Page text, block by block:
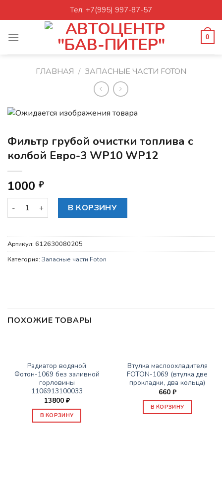
to
Тел: +7(995) 997-87-57
0
ГЛАВНАЯ / ЗАПАСНЫЕ ЧАСТИ FOTON
Фильтр грубой очистки топлива с
колбой Евро-3 WP10 WP12
1000 ₽
Количество товара Фильтр грубой очистки топлива с
В КОРЗИНУ
Артикул: 612630080205
Категория: Запасные части Foton
ПОХОЖИЕ ТОВАРЫ
Радиатор водяной
Фотон-1069 без заливной
горловины
1106913100033
13800 ₽
В КОРЗИНУ
Втулка маслоохладителя
FOTON-1069 (втулка,две
прокладки, два кольца)
660 ₽
В КОРЗИНУ